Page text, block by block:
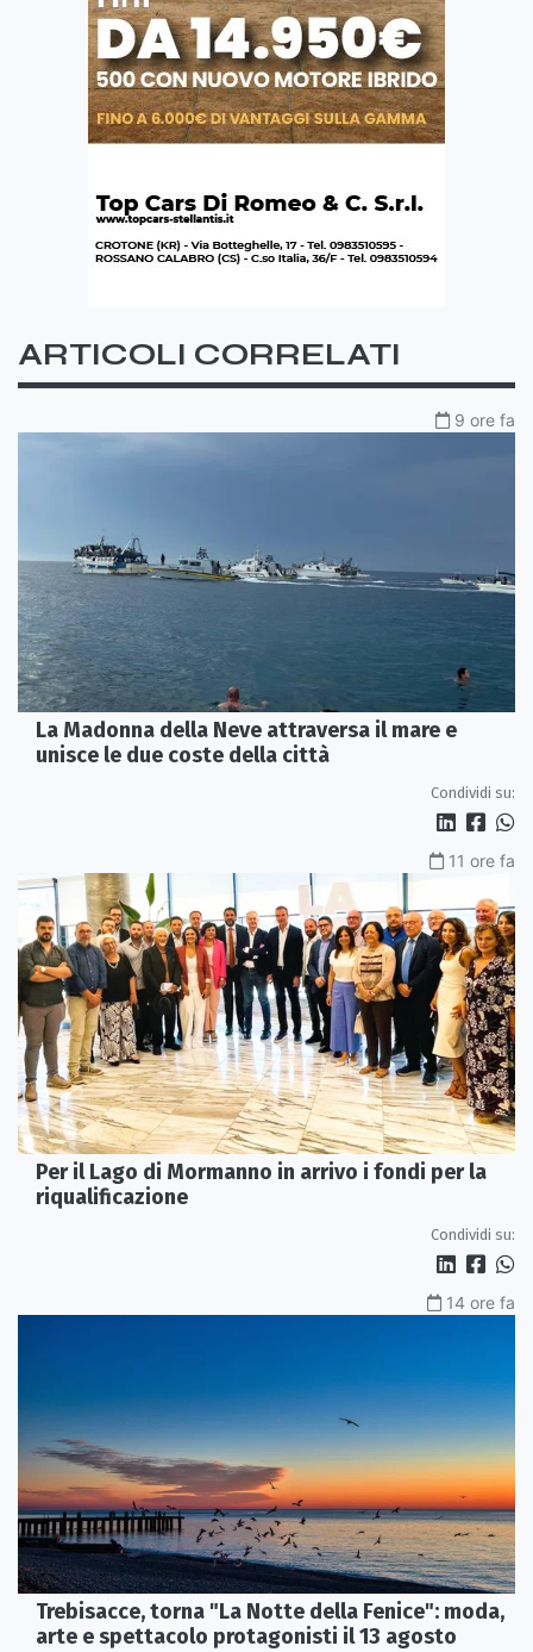
ARTICOLI CORRELATI
9 ore fa
La Madonna della Neve attraversa il mare e
unisce le due coste della città
Condividi su:
11 ore fa
Per il Lago di Mormanno in arrivo i fondi per la
riqualificazione
Condividi su:
14 ore fa
Trebisacce, torna "La Notte della Fenice": moda,
arte e spettacolo protagonisti il 13 agosto